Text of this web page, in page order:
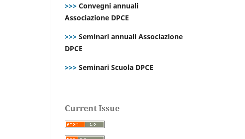
>>> Convegni annuali
Associazione DPCE
>>> Seminari annuali Associazione
DPCE
>>> Seminari Scuola DPCE
Current Issue